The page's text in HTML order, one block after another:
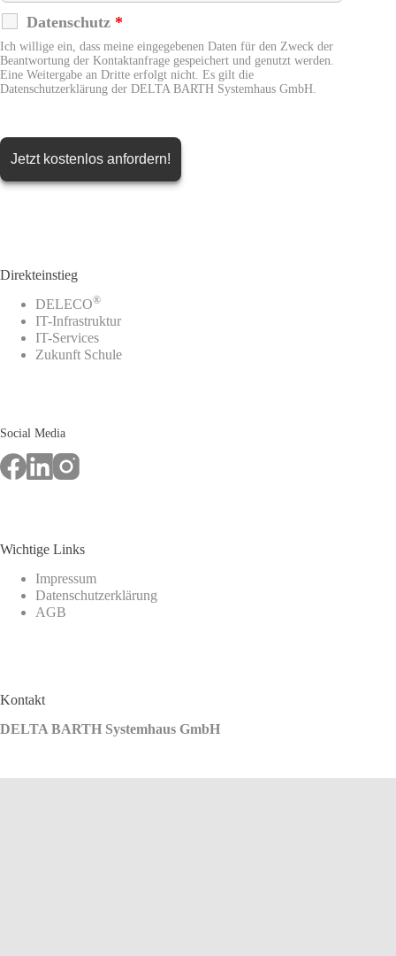
Datenschutz *
Ich willige ein, dass meine eingegebenen Daten für den Zweck der
Beantwortung der Kontaktanfrage gespeichert und genutzt werden.
Eine Weitergabe an Dritte erfolgt nicht. Es gilt die
Datenschutzerklärung der DELTA BARTH Systemhaus GmbH.
Direkteinstieg
DELECO®
IT-Infrastruktur
IT-Services
Zukunft Schule
Social Media
Wichtige Links
Impressum
Datenschutzerklärung
AGB
Kontakt
DELTA BARTH Systemhaus GmbH